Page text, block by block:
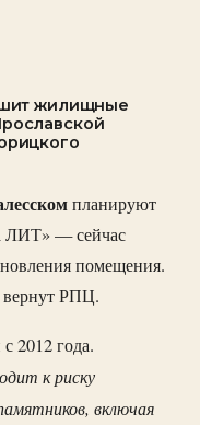
жилищные
планируют
ЛИТ» — сейчас
помещения.
РПЦ.
2012 года.
к риску
включая